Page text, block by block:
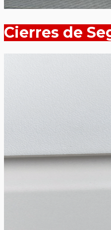
Cierres de